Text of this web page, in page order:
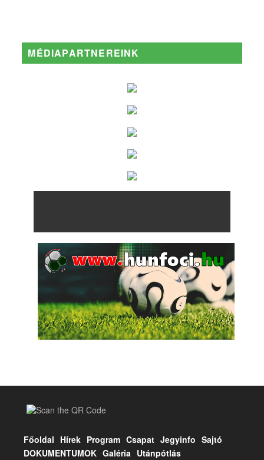
MÉDIAPARTNEREINK
Főoldal Hírek Program Csapat Jegyinfo Sajtó
DOKUMENTUMOK Galéria Utánpótlás